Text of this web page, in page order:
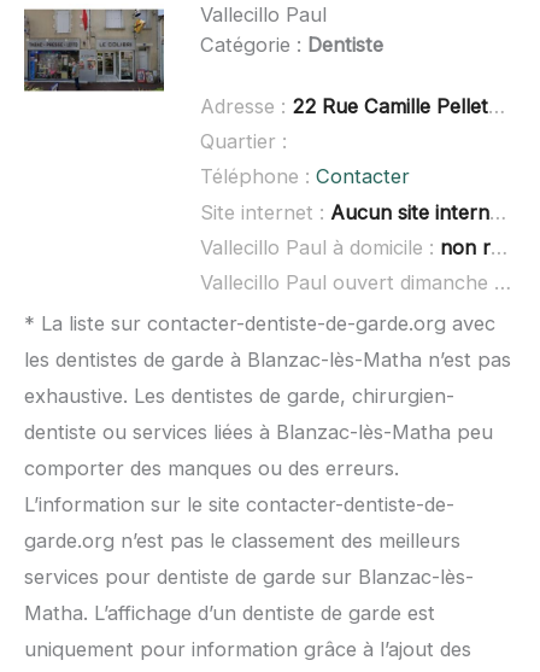
Vallecillo Paul
Catégorie : Dentiste
Adresse : 22 Rue Camille Pelletan, 16600 Ruelle-sur-Touvre
Quartier :
Téléphone : Contacter
Site internet : Aucun site internet connu
Vallecillo Paul à domicile : non renseigné
Vallecillo Paul ouvert dimanche :
* La liste sur contacter-dentiste-de-garde.org avec
les dentistes de garde à Blanzac-lès-Matha n’est pas
exhaustive. Les dentistes de garde, chirurgien-
dentiste ou services liées à Blanzac-lès-Matha peu
comporter des manques ou des erreurs.
L’information sur le site contacter-dentiste-de-
garde.org n’est pas le classement des meilleurs
services pour dentiste de garde sur Blanzac-lès-
Matha. L’affichage d’un dentiste de garde est
uniquement pour information grâce à l’ajout des